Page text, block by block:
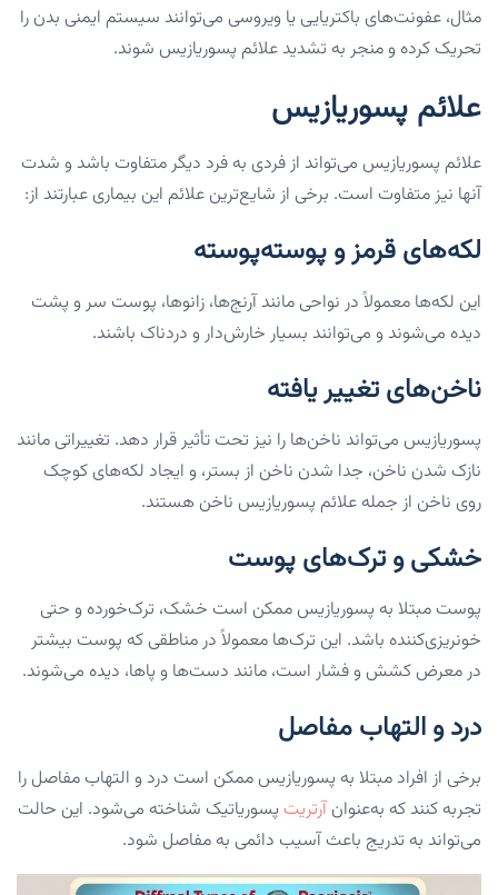
مثال، عفونت‌های باکتریایی یا ویروسی می‌توانند سیستم ایمنی بدن را
تحریک کرده و منجر به تشدید علائم پسوریازیس شوند.
علائم پسوریازیس
علائم پسوریازیس می‌تواند از فردی به فرد دیگر متفاوت باشد و شدت
آنها نیز متفاوت است. برخی از شایع‌ترین علائم این بیماری عبارتند از:
لکه‌های قرمز و پوسته‌پوسته
این لکه‌ها معمولاً در نواحی مانند آرنج‌ها، زانوها، پوست سر و پشت
دیده می‌شوند و می‌توانند بسیار خارش‌دار و دردناک باشند.
ناخن‌های تغییر یافته
پسوریازیس می‌تواند ناخن‌ها را نیز تحت تأثیر قرار دهد. تغییراتی مانند
نازک شدن ناخن، جدا شدن ناخن از بستر، و ایجاد لکه‌های کوچک
روی ناخن از جمله علائم پسوریازیس ناخن هستند.
خشکی و ترک‌های پوست
پوست مبتلا به پسوریازیس ممکن است خشک، ترک‌خورده و حتی
خونریزی‌کننده باشد. این ترک‌ها معمولاً در مناطقی که پوست بیشتر
در معرض کشش و فشار است، مانند دست‌ها و پاها، دیده می‌شوند.
درد و التهاب مفاصل
برخی از افراد مبتلا به پسوریازیس ممکن است درد و التهاب مفاصل را
تجربه کنند که به‌عنوانآرتریت پسوریاتیک شناخته می‌شود. این حالت
می‌تواند به تدریج باعث آسیب دائمی به مفاصل شود.